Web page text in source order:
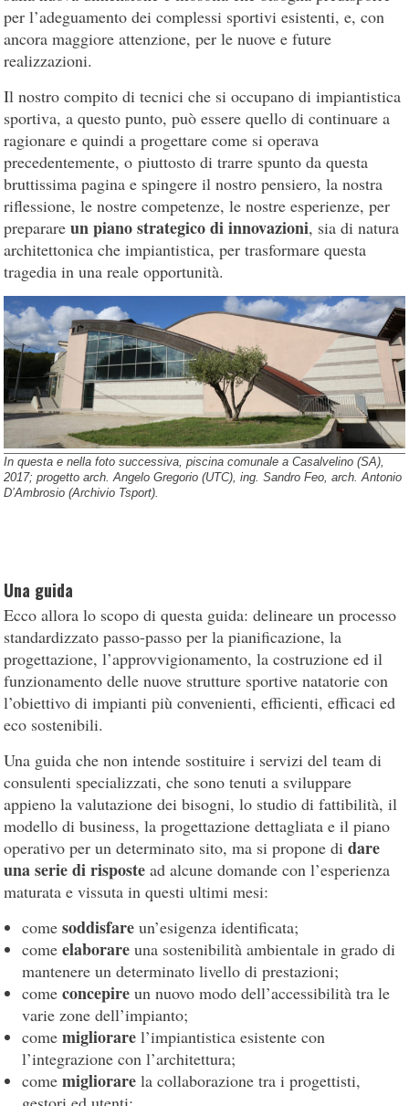
per l’adeguamento dei complessi sportivi esistenti, e, con
ancora maggiore attenzione, per le nuove e future
realizzazioni.
Il nostro compito di tecnici che si occupano di impiantistica
sportiva, a questo punto, può essere quello di continuare a
ragionare e quindi a progettare come si operava
precedentemente, o piuttosto di trarre spunto da questa
bruttissima pagina e spingere il nostro pensiero, la nostra
riflessione, le nostre competenze, le nostre esperienze, per
preparareun piano strategico di innovazioni, sia di natura
architettonica che impiantistica, per trasformare questa
tragedia in una reale opportunità.
In questa e nella foto successiva, piscina comunale a Casalvelino (SA),
2017; progetto arch. Angelo Gregorio (UTC), ing. Sandro Feo, arch. Antonio
D’Ambrosio (Archivio Tsport).
Una guida
Ecco allora lo scopo di questa guida: delineare un processo
standardizzato passo-passo per la pianificazione, la
progettazione, l’approvvigionamento, la costruzione ed il
funzionamento delle nuove strutture sportive natatorie con
l’obiettivo di impianti più convenienti, efficienti, efficaci ed
eco sostenibili.
Una guida che non intende sostituire i servizi del team di
consulenti specializzati, che sono tenuti a sviluppare
appieno la valutazione dei bisogni, lo studio di fattibilità, il
modello di business, la progettazione dettagliata e il piano
operativo per un determinato sito, ma si propone didare
una serie di risposte ad alcune domande con l’esperienza
maturata e vissuta in questi ultimi mesi:
comesoddisfare un’esigenza identificata;
comeelaborare una sostenibilità ambientale in grado di
mantenere un determinato livello di prestazioni;
comeconcepire un nuovo modo dell’accessibilità tra le
varie zone dell’impianto;
comemigliorare l’impiantistica esistente con
l’integrazione con l’architettura;
comemigliorare la collaborazione tra i progettisti,